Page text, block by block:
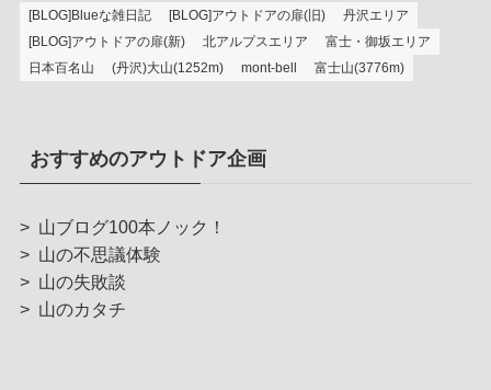
[BLOG]Blueな雑日記 [BLOG]アウトドアの扉(旧)
丹沢エリア
[BLOG]アウトドアの扉(新)
北アルプスエリア
富士・御坂エリア
日本百名山
(丹沢)大山(1252m) mont-bell 富士山(3776m)
おすすめのアウトドア企画
> 山ブログ100本ノック！
> 山の不思議体験
> 山の失敗談
> 山のカタチ